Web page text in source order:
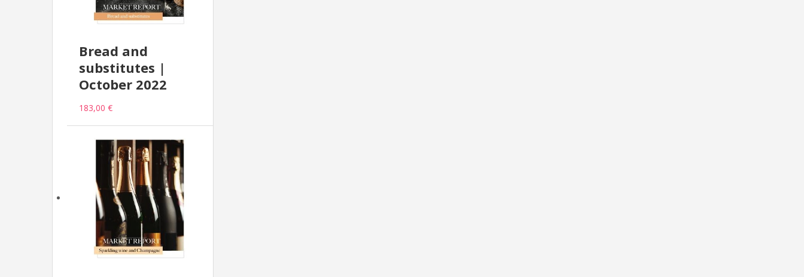
Bread and
substitutes |
October 2022
183,00 €